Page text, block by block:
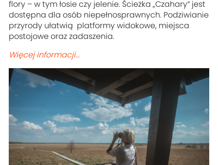
flory – w tym łosie czy jelenie. Ścieżka „Czahary“ jest
dostępna dla osób niepełnosprawnych. Podziwianie
przyrody ułatwią platformy widokowe, miejsca
postojowe oraz zadaszenia.
Więcej informacji…